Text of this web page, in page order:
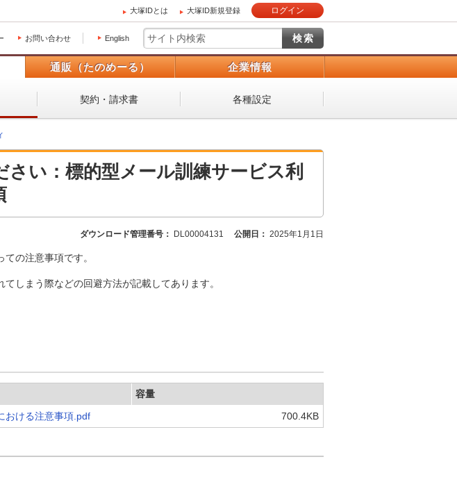
大塚IDとは 大塚ID新規登録 ログイン
お問い合わせ English
通販（たのめーる） 企業情報
契約・請求書 各種設定
い：標的型メール訓練サービス利
ダウンロード管理番号： DL00004131 公開日： 2025年1月1日
の注意事項です。
しまう際などの回避方法が記載してあります。
容量
おける注意事項.pdf
700.4KB